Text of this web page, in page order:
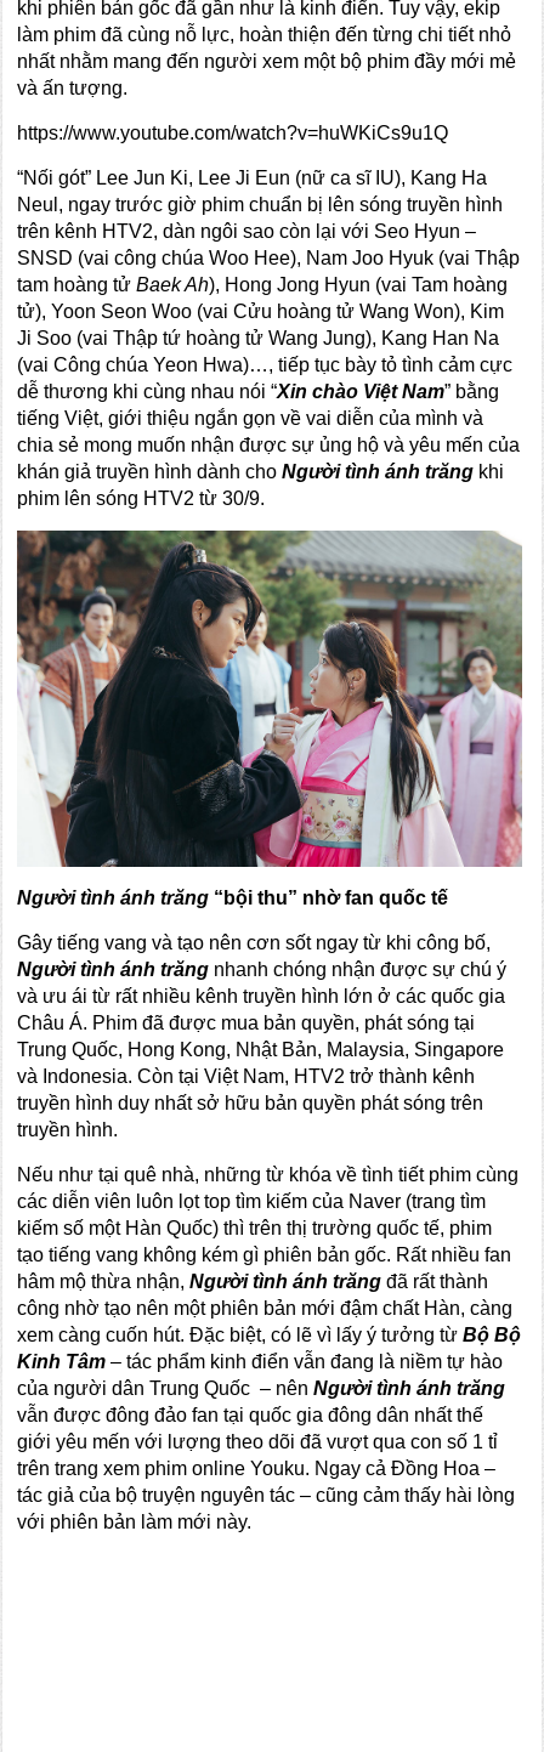
khi phiên bản gốc đã gần như là kinh điển. Tuy vậy, ekip
làm phim đã cùng nỗ lực, hoàn thiện đến từng chi tiết nhỏ
nhất nhằm mang đến người xem một bộ phim đầy mới mẻ
và ấn tượng.
https://www.youtube.com/watch?v=huWKiCs9u1Q
“Nối gót” Lee Jun Ki, Lee Ji Eun (nữ ca sĩ IU), Kang Ha
Neul, ngay trước giờ phim chuẩn bị lên sóng truyền hình
trên kênh HTV2, dàn ngôi sao còn lại với Seo Hyun –
SNSD (vai công chúa Woo Hee), Nam Joo Hyuk (vai Thập
tam hoàng tửBaek Ah), Hong Jong Hyun (vai Tam hoàng
tử), Yoon Seon Woo (vai Cửu hoàng tử Wang Won), Kim
Ji Soo (vai Thập tứ hoàng tử Wang Jung), Kang Han Na
(vai Công chúa Yeon Hwa)…, tiếp tục bày tỏ tình cảm cực
dễ thương khi cùng nhau nói “Xin chào Việt Nam” bằng
tiếng Việt, giới thiệu ngắn gọn về vai diễn của mình và
chia sẻ mong muốn nhận được sự ủng hộ và yêu mến của
khán giả truyền hình dành choNgười tình ánh trăng khi
phim lên sóng HTV2 từ 30/9.
Người tình ánh trăng “bội thu” nhờ fan quốc tế
Gây tiếng vang và tạo nên cơn sốt ngay từ khi công bố,
Người tình ánh trăng nhanh chóng nhận được sự chú ý
và ưu ái từ rất nhiều kênh truyền hình lớn ở các quốc gia
Châu Á. Phim đã được mua bản quyền, phát sóng tại
Trung Quốc, Hong Kong, Nhật Bản, Malaysia, Singapore
và Indonesia. Còn tại Việt Nam, HTV2 trở thành kênh
truyền hình duy nhất sở hữu bản quyền phát sóng trên
truyền hình.
Nếu như tại quê nhà, những từ khóa về tình tiết phim cùng
các diễn viên luôn lọt top tìm kiếm của Naver (trang tìm
kiếm số một Hàn Quốc) thì trên thị trường quốc tế, phim
tạo tiếng vang không kém gì phiên bản gốc. Rất nhiều fan
hâm mộ thừa nhận,Người tình ánh trăngđã rất thành
công nhờ tạo nên một phiên bản mới đậm chất Hàn, càng
xem càng cuốn hút. Đặc biệt, có lẽ vì lấy ý tưởng từBộ Bộ
Kinh Tâm – tác phẩm kinh điển vẫn đang là niềm tự hào
của người dân Trung Quốc – nênNgười tình ánh trăng
vẫn được đông đảo fan tại quốc gia đông dân nhất thế
giới yêu mến với lượng theo dõi đã vượt qua con số 1 tỉ
trên trang xem phim online Youku. Ngay cả Đồng Hoa –
tác giả của bộ truyện nguyên tác – cũng cảm thấy hài lòng
với phiên bản làm mới này.